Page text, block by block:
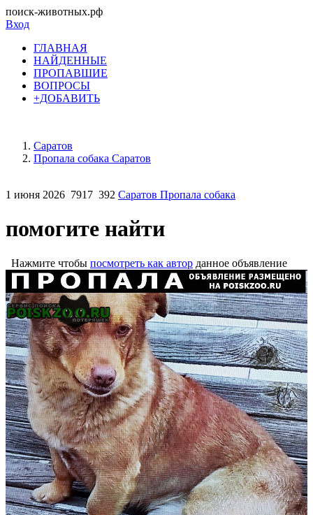
поиск-животных.рф
Вход
ГЛАВНАЯ
НАЙДЕННЫЕ
ПРОПАВШИЕ
ВОПРОСЫ
+ДОБАВИТЬ
Саратов
Пропала собака Саратов
1 июня 2026 7917 392 Саратов Пропала собака
помогите найти
Нажмите чтобы посмотреть как автор данное объявление